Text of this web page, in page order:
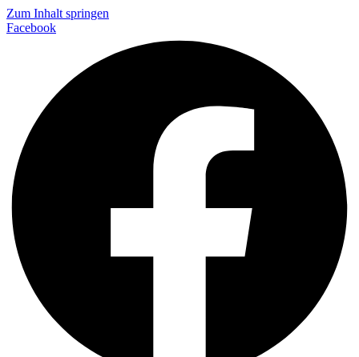
Zum Inhalt springen
Facebook